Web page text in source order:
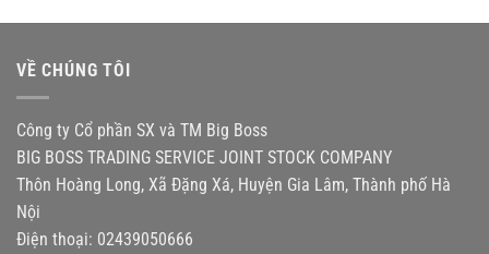
từ
VỀ CHÚNG TÔI
Công ty Cổ phần SX và TM Big Boss
BIG BOSS TRADING SERVICE JOINT STOCK COMPANY
Thôn Hoàng Long, Xã Đặng Xá, Huyện Gia Lâm, Thành phố Hà
Nội
Điện thoại: 02439050666